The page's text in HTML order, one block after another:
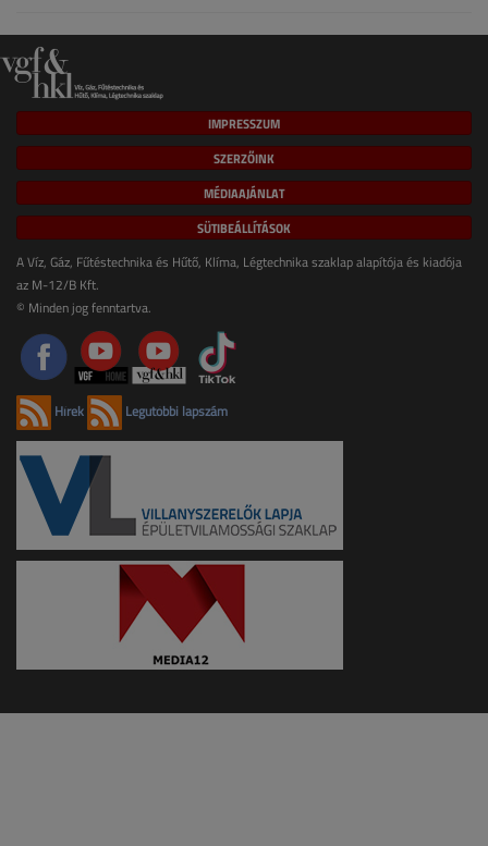
IMPRESSZUM
SZERZŐINK
MÉDIAAJÁNLAT
SÜTIBEÁLLÍTÁSOK
A Víz, Gáz, Fűtéstechnika és Hűtő, Klíma, Légtechnika szaklap alapítója és kiadója
az M-12/B Kft.
© Minden jog fenntartva.
Hírek Legutóbbi lapszám